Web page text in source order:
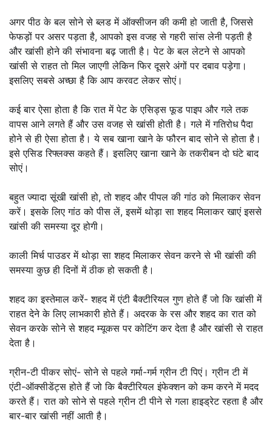
अगर पीठ के बल सोने से ब्लड में ऑक्सीजन की कमी हो जाती है, जिससे
फेफड़ों पर असर पड़ता है, आपको इस वजह से गहरी सांस लेनी पड़ती है
और खांसी होने की संभावना बढ़ जाती है। पेट के बल लेटने से आपको
खांसी से राहत तो मिल जाएगी लेकिन फिर दूसरे अंगों पर दबाव पड़ेगा।
इसलिए सबसे अच्छा है कि आप करवट लेकर सोएं।
कई बार ऐसा होता है कि रात में पेट के एसिड्स फूड पाइप और गले तक
वापस आने लगते हैं और उस वजह से खांसी होती है। गले में गतिरोध पैदा
होने से ही ऐसा होता है। ये सब खाना खाने के फौरन बाद सोने से होता है।
इसे एसिड रिफ्लक्स कहते हैं। इसलिए खाना खाने के तकरीबन दो घंटे बाद
सोएं।
बहुत ज्यादा सूंखी खांसी हो, तो शहद और पीपल की गांठ को मिलाकर सेवन
करें। इसके लिए गांठ को पीस लें, इसमें थोड़ा सा शहद मिलाकर खाएं इससे
खांसी की समस्या दूर होगी।
काली मिर्च पाउडर में थोड़ा सा शहद मिलाकर सेवन करने से भी खांसी की
समस्या कुछ ही दिनों में ठीक हो सकती है।
शहद का इस्तेमाल करें- शहद में एंटी बैक्टीरियल गुण होते हैं जो कि खांसी में
राहत देने के लिए लाभकारी होते हैं। अदरक के रस और शहद का रात को
सेवन करके सोने से शहद म्यूकस पर कोटिंग कर देता है और खांसी से राहत
देता है।
ग्रीन-टी पीकर सोएं- सोने से पहले गर्मा-गर्म ग्रीन टी पिएं। ग्रीन टी में
एंटी-ऑक्सीडेंट्स होते हैं जो कि बैक्टीरियल इंफेक्शन को कम करने में मदद
करते हैं। रात को सोने से पहले ग्रीन टी पीने से गला हाइड्रेट रहता है और
बार-बार खांसी नहीं आती है।